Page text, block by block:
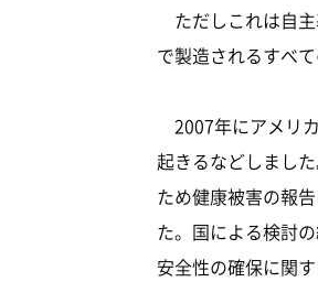
ただしこれは自
で製造されるすべ
2007年にアメリ
起きるなどしまし
ため健康被害の報
た。国による検討
安全性の確保に関